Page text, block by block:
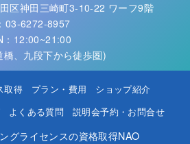
区神田三崎町3-10-22 ワーフ9階
03-6272-8957
：12:00~21:00
橋、九段下から徒歩圏)
取得 プラン・費用
ショップ紹介
よくある質問 説明会予約・お問合せ
グライセンスの資格取得NAO